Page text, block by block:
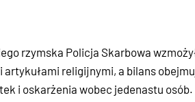
rzymska Policja Skarbowa
religijnymi, a bilans
i oskarżenia wobec jedenastu osób.